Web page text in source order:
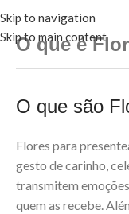
Skip to navigation
Skip to main content
O que é
O que são
Flores para
gesto de carinho,
transmitem
quem as recebe.